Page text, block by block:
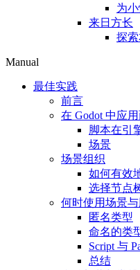
为
来日方长
探
Manual
最佳实践
前言
在 Godot 中应
脚本在引
场景
场景组织
如何有效
选择节点
何时使用场景
匿名类型
命名的类
Script 与
总结